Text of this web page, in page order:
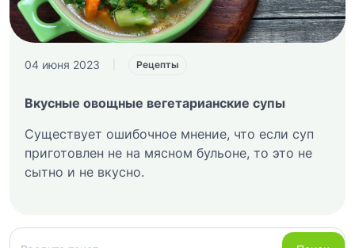
04 июня 2023 Рецепты
Вкусные овощные вегетарианские супы
Существует ошибочное мнение, что если суп
приготовлен не на мясном бульоне, то это не
сытно и не вкусно.
Поиск